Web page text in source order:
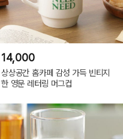
14,000
상상공간 홈카페 감성 가득 빈티지
한 영문 레터링 머그컵